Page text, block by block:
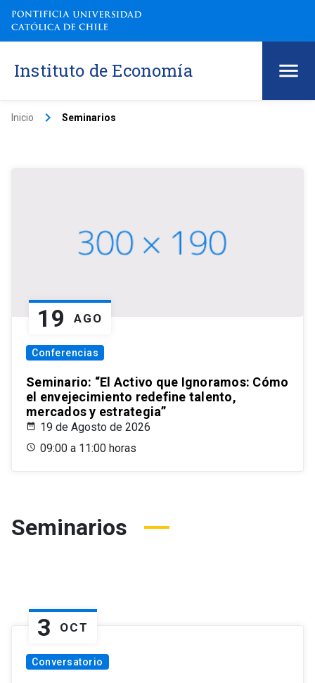
Instituto de Economía
Inicio keyboard_arrow_right Seminarios
19 AGO
Conferencias
Seminario: “El Activo que Ignoramos: Cómo
el envejecimiento redefine talento,
mercados y estrategia”
19 de Agosto de 2026
09:00 a 11:00 horas
Seminarios
3 OCT
Conversatorio